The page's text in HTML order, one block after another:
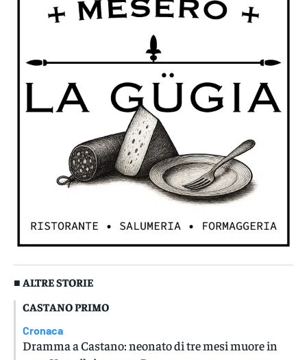
■ ALTRE STORIE
CASTANO PRIMO
Cronaca
Dramma a Castano: neonato di tre mesi muore in